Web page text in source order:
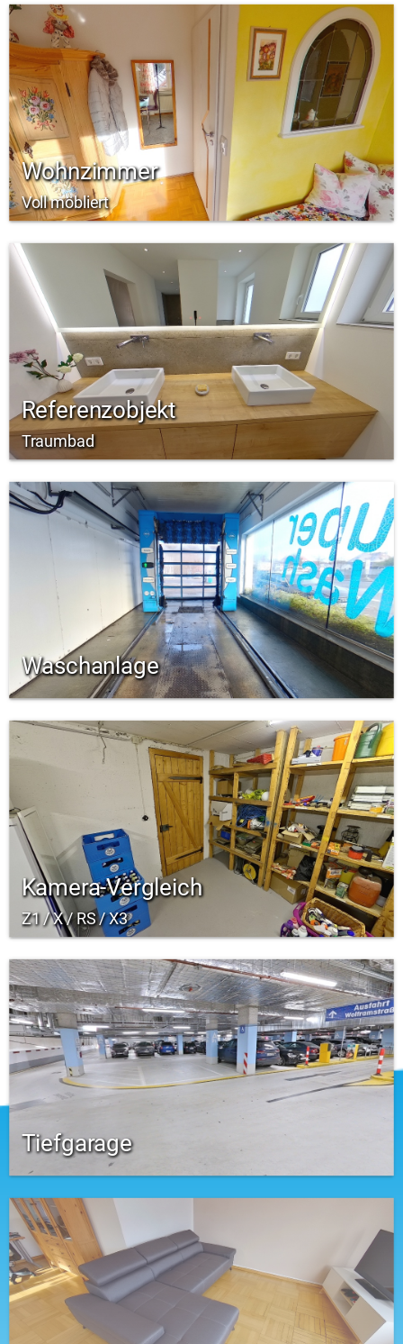
Wohnzimmer
Voll möbliert
Referenzobjekt
Traumbad
Waschanlage
Kamera-Vergleich
Z1 / X / RS / X3
Tiefgarage